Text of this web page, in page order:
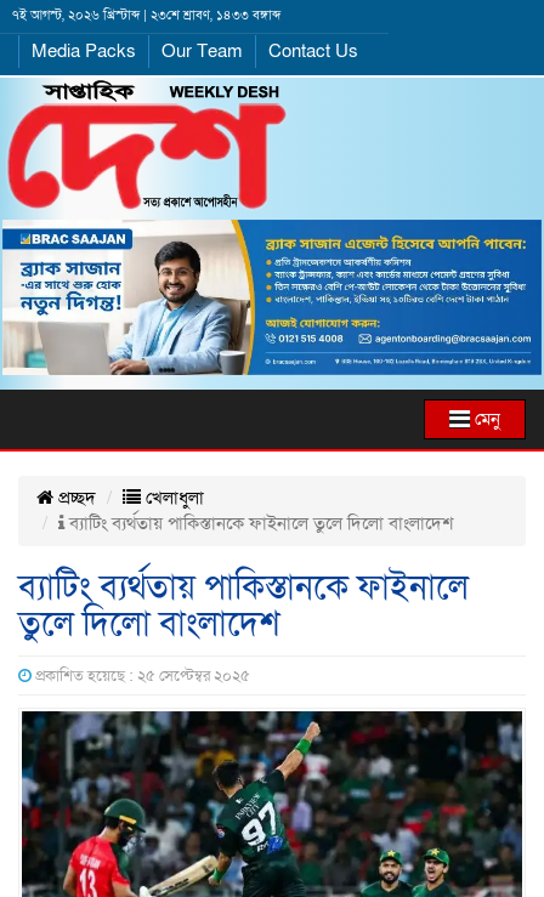
৭ই আগস্ট, ২০২৬ খ্রিস্টাব্দ | ২৩শে শ্রাবণ, ১৪৩৩ বঙ্গাব্দ
Media Packs Our Team Contact Us
মেনু
প্রচ্ছদ
খেলাধুলা
ব্যাটিং ব্যর্থতায় পাকিস্তানকে ফাইনালে তুলে দিলো বাংলাদেশ
ব্যাটিং ব্যর্থতায় পাকিস্তানকে ফাইনালে
তুলে দিলো বাংলাদেশ
প্রকাশিত হয়েছে : ২৫ সেপ্টেম্বর ২০২৫